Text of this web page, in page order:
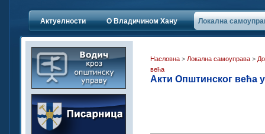
Актуелности О Владичинoм Хану Локална
Насловна > Локална самоуправа >
већа
Акти Општинског већа